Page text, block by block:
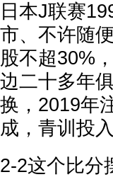
日本J联赛
市、不许随
股不超30%
边二十多年
换，2019年
成，青训投
2-2这个比